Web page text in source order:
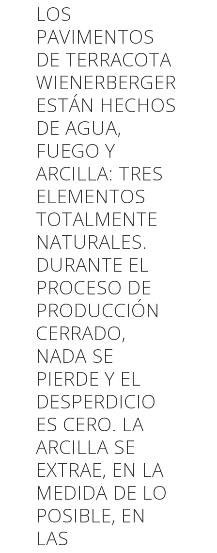
LOS
PAVIMENTOS
DE TERRACOTA
WIENERBERGER
ESTÁN HECHOS
DE AGUA,
FUEGO Y
ARCILLA: TRES
ELEMENTOS
TOTALMENTE
NATURALES.
DURANTE EL
PROCESO DE
PRODUCCIÓN
CERRADO,
NADA SE
PIERDE Y EL
DESPERDICIO
ES CERO. LA
ARCILLA SE
EXTRAE, EN LA
MEDIDA DE LO
POSIBLE, EN
LAS